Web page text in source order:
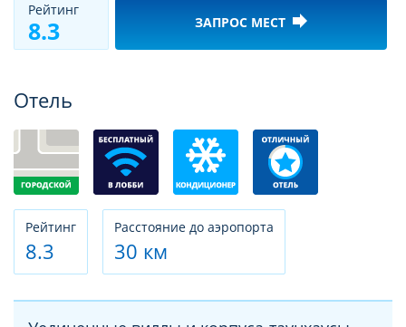
Рeйтинг
8.3 ЗАПРОС МЕСТ forward
Отель
Рeйтинг
8.3
Расстояние до аэропорта
30 км